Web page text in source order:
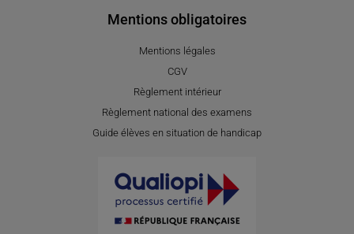
Mentions obligatoires
Mentions légales
CGV
Règlement intérieur
Règlement national des examens
Guide élèves en situation de handicap